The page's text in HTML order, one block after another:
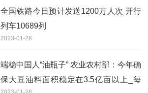
全国铁路今日预计发送1200万人次 开行
列车10689列
2023-01-28
端稳中国人“油瓶子” 农业农村部：今年确
保大豆油料面积稳定在3.5亿亩以上_每